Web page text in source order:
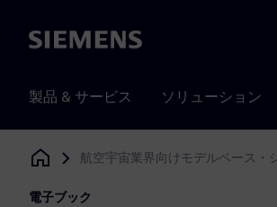
Siemens
製品 & サービス ソリューション
Siemens Digital Industries Software
航空宇宙業界向けモデルベース・
電子ブック